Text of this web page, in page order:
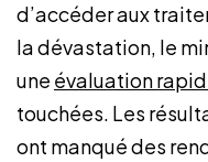
d’accéder aux
la dévastation, le
une évaluation
touchées. Les
ont manqué des